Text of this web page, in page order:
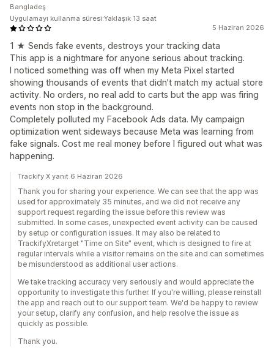
5 Haziran 2026
1 ★ Sends fake events, destroys your tracking data
This app is a nightmare for anyone serious about tracking.
I noticed something was off when my Meta Pixel started
showing thousands of events that didn't match my actual store
activity. No orders, no real add to carts but the app was firing
events non stop in the background.
Completely polluted my Facebook Ads data. My campaign
optimization went sideways because Meta was learning from
fake signals. Cost me real money before I figured out what was
happening.
Bangladeş
Uygulamayı kullanma süresi:Yaklaşık 13 saat
Trackify X yanıt 6 Haziran 2026
Thank you for sharing your experience. We can see that the app was
used for approximately 35 minutes, and we did not receive any
support request regarding the issue before this review was
submitted. In some cases, unexpected event activity can be caused
by setup or configuration issues. It may also be related to
TrackifyXretarget "Time on Site" event, which is designed to fire at
regular intervals while a visitor remains on the site and can sometimes
be misunderstood as additional user actions.
We take tracking accuracy very seriously and would appreciate the
opportunity to investigate this further. If you're willing, please reinstall
the app and reach out to our support team. We'd be happy to review
your setup, clarify any confusion, and help resolve the issue as
quickly as possible.
Thank you.